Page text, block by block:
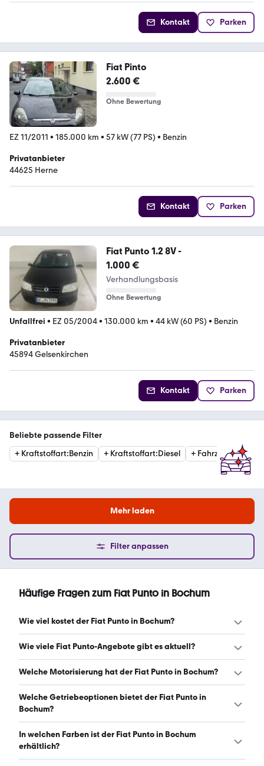
Kontakt Parken
Fiat Pinto
2.600 €
Ohne Bewertung
EZ 11/2011 • 185.000 km • 57 kW (77 PS) • Benzin
Privatanbieter
44625 Herne
Kontakt Parken
Fiat Punto 1.2 8V -
1.000 €
Verhandlungsbasis
Ohne Bewertung
Unfallfrei • EZ 05/2004• 130.000 km • 44 kW (60 PS) • Benzin
Privatanbieter
45894 Gelsenkirchen
Kontakt Parken
Beliebte passende Filter
+ Kraftstoffart:Benzin + Kraftstoffart:Diesel + Fahrzeugzustand
Mehr laden
Filter anpassen
Häufige Fragen zum Fiat Punto in Bochum
Wie viel kostet der Fiat Punto in Bochum?
Ein guter Preis für einen Fiat Punto in Bochum liegt
Wie viele Fiat Punto-Angebote gibt es aktuell?
Es gibt insgesamt 31 Fiat Punto bei mobile.de, davon 31
Welche Motorisierung hat der Fiat Punto in Bochum?
Der Fiat Punto in Bochum hat Leistungen zwischen 56 und
98 PS. (Stand: 7.8.2026)
Welche Getriebeoptionen bietet der Fiat Punto in
Bochum?
Der Fiat Punto in Bochum ist mit manuellem Getriebe
erhältlich. (Stand: 7.8.2026)
In welchen Farben ist der Fiat Punto in Bochum
erhältlich?